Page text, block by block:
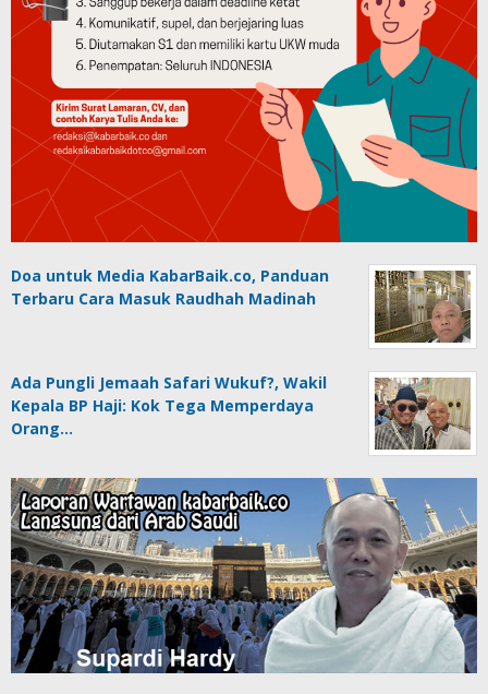
Doa untuk Media KabarBaik.co, Panduan
Terbaru Cara Masuk Raudhah Madinah
Ada Pungli Jemaah Safari Wukuf?, Wakil
Kepala BP Haji: Kok Tega Memperdaya
Orang…